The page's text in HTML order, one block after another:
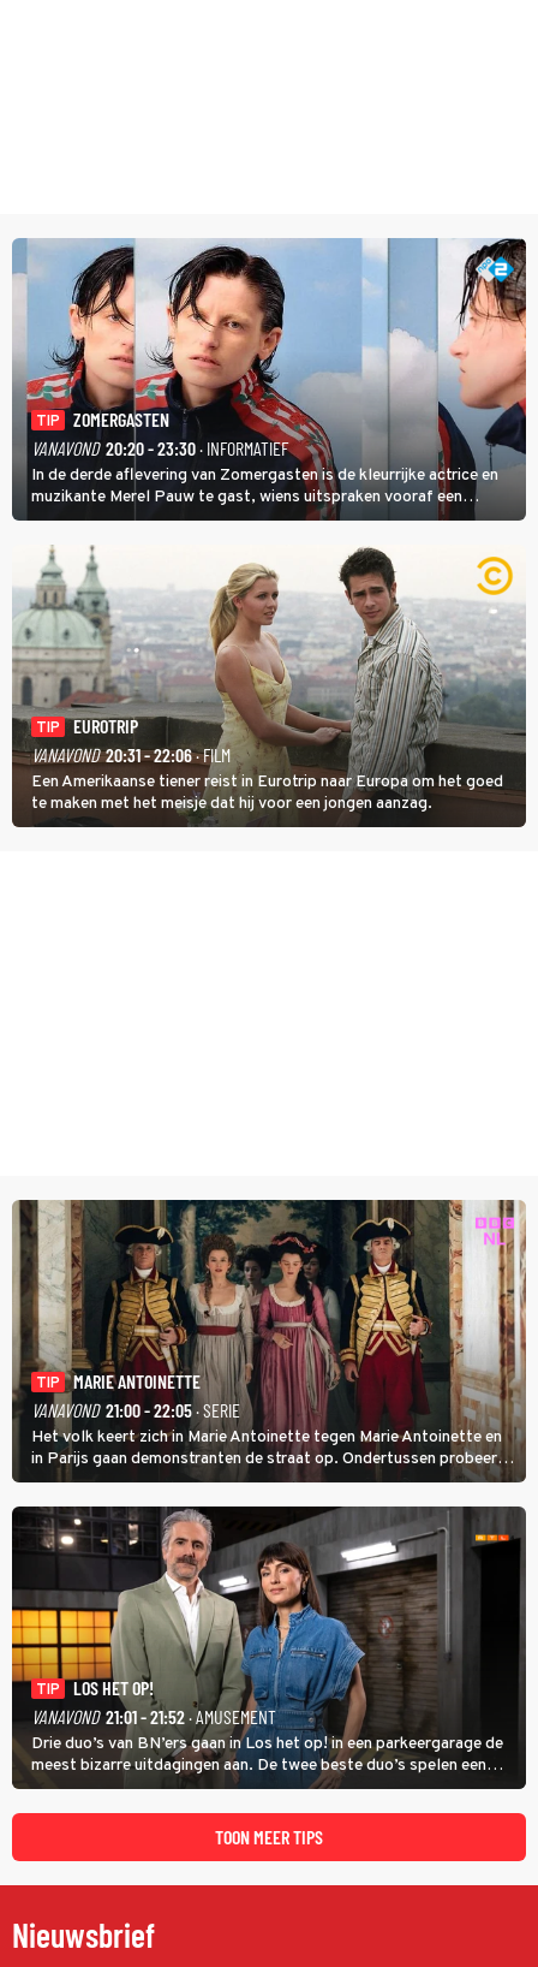
TIP
ZOMERGASTEN
VANAVOND 20:20 - 23:30· INFORMATIEF
In de derde aflevering van Zomergasten is de kleurrijke actrice en
muzikante Merel Pauw te gast, wiens uitspraken vooraf een
boeiende avond beloven: 'Mijn ideale televisieavond is zoals mijn
identiteit: grenzeloos, absurd en vol angsten'.
TIP
EUROTRIP
VANAVOND 20:31 - 22:06· FILM
Een Amerikaanse tiener reist in Eurotrip naar Europa om het goed
te maken met het meisje dat hij voor een jongen aanzag.
TIP
MARIE ANTOINETTE
VANAVOND 21:00 - 22:05· SERIE
Het volk keert zich in Marie Antoinette tegen Marie Antoinette en
in Parijs gaan demonstranten de straat op. Ondertussen probeert
Marie Antoinette landgoed Saint-Cloud te kopen. Ze wil daar haar
kinderen veilig laten opgroeien.
TIP
LOS HET OP!
VANAVOND 21:01 - 21:52· AMUSEMENT
Drie duo’s van BN’ers gaan in Los het op! in een parkeergarage de
meest bizarre uitdagingen aan. De twee beste duo’s spelen een
onderlinge finale. Met in deze aflevering onder anderen cabaretiers
Nabil Aoulad Ayad en Annick Boer.
TOON MEER TIPS
Nieuwsbrief